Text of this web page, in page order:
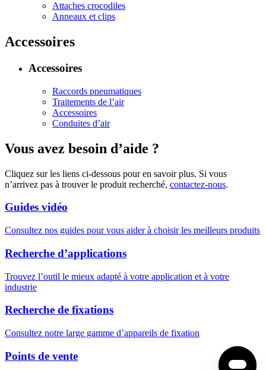
Attaches crocodiles
Anneaux et clips
Accessoires
Accessoires
Raccords pneumatiques
Traitements de l’air
Accessoires
Conduites d’air
Vous avez besoin d’aide ?
Cliquez sur les liens ci-dessous pour en savoir plus. Si vous
n’arrivez pas à trouver le produit recherché, contactez-nous.
Guides vidéo
Consultez nos guides pour vous aider à choisir les meilleurs produits
Recherche d’applications
Trouvez l’outil le mieux adapté à votre application et à votre
industrie
Recherche de fixations
Consultez notre large gamme d’appareils de fixation
Points de vente